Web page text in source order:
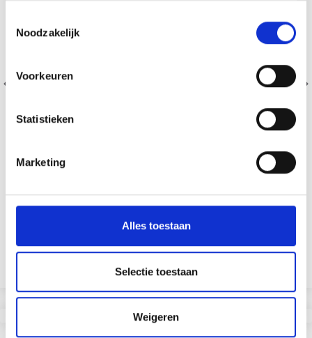
Noodzakelijk
Voorkeuren
Statistieken
Marketing
Alles toestaan
Selectie toestaan
Weigeren
53% Coton / 47% Lin
Voir toutes les options